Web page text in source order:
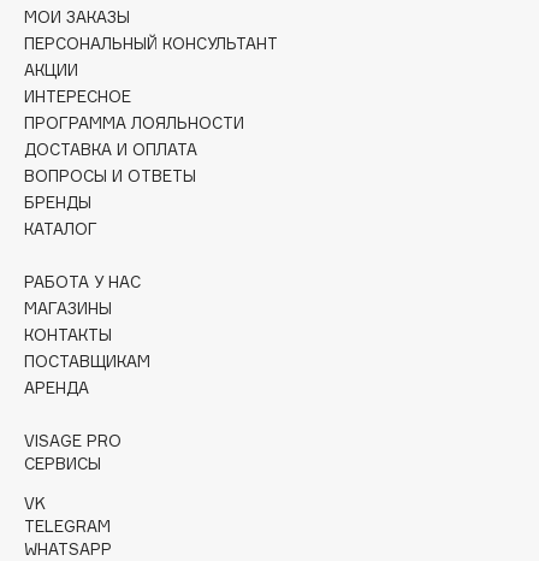
Collagenina
Consly
Corimo
CosRX
Cottolina
Crescina
Cunzite
D
d'Alba
DARLING*
Davines
Deonica
МОИ ЗАКАЗЫ
ПЕРСОНАЛЬНЫЙ КОНСУЛЬТАНТ
АКЦИИ
ИНТЕРЕСНОЕ
ПРОГРАММА ЛОЯЛЬНОСТИ
ДОСТАВКА И ОПЛАТА
ВОПРОСЫ И ОТВЕТЫ
БРЕНДЫ
КАТАЛОГ
РАБОТА У НАС
МАГАЗИНЫ
КОНТАКТЫ
ПОСТАВЩИКАМ
АРЕНДА
VISAGE PRO
СЕРВИСЫ
VK
TELEGRAM
WHATSAPP